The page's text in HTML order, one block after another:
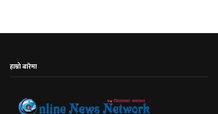
हाम्रो बारेमा